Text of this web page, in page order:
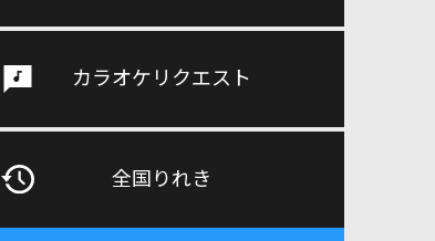
カラオケリクエスト
全国りれき